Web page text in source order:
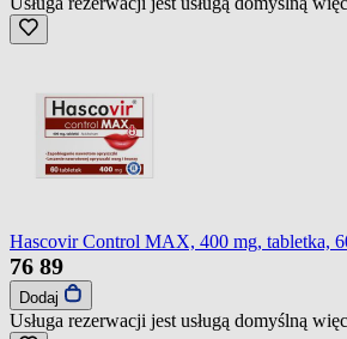
Hascovir Control MAX, 400 mg, tabletka,
76 89
Dodaj
Usługa rezerwacji jest usługą domyślną